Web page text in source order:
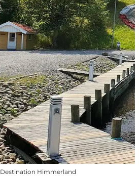
Destination Himmerland